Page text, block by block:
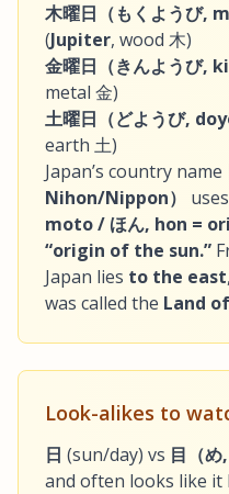
木曜日（もくようび,
(Jupiter, wood 木)
金曜日（きんようび,
metal 金)
土曜日（どようび,
earth 土)
Japan’s country name
Nihon/Nippon）
uses
moto / ほん, hon =
“origin of the sun.”
Japan lies to the east
was called the Land
Look-alikes to
日 (sun/day) vs 目（め
and often looks like it